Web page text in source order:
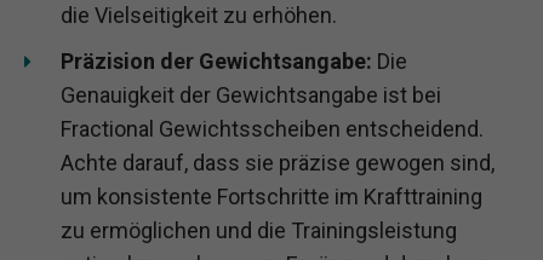
die Vielseitigkeit zu erhöhen.
Präzision der Gewichtsangabe: Die
Genauigkeit der Gewichtsangabe ist bei
Fractional Gewichtsscheiben entscheidend.
Achte darauf, dass sie präzise gewogen sind,
um konsistente Fortschritte im Krafttraining
zu ermöglichen und die Trainingsleistung